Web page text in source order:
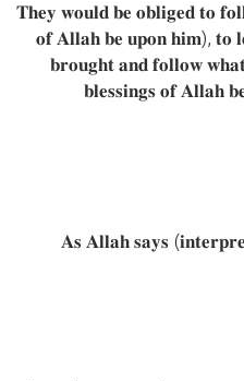
𝐓𝐡𝐞𝐲 𝐰𝐨𝐮𝐥𝐝 𝐛𝐞 𝐨𝐛𝐥𝐢𝐠𝐞𝐝 𝐭𝐨
𝐨𝐟 𝐀𝐥𝐥𝐚𝐡 𝐛𝐞 𝐮𝐩𝐨𝐧 𝐡𝐢𝐦), 𝐭𝐨
𝐛𝐫𝐨𝐮𝐠𝐡𝐭 𝐚𝐧𝐝 𝐟𝐨𝐥𝐥𝐨𝐰
𝐛𝐥𝐞𝐬𝐬𝐢𝐧𝐠𝐬 𝐨𝐟 𝐀𝐥𝐥𝐚𝐡
𝐀𝐬 𝐀𝐥𝐥𝐚𝐡 𝐬𝐚𝐲𝐬